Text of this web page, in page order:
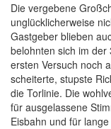
Die vergebene
unglücklicherweise
Gastgeber blieben
belohnten sich im der
ersten Versuch noch
scheiterte, stupste
die Torlinie. Die
für ausgelassene
Eisbahn und für